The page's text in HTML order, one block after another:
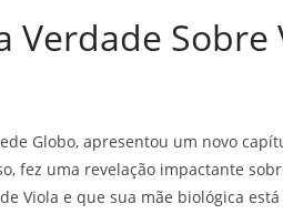
Verdade Sobre
Globo, apresentou um novo
fez uma revelação impactante
Viola e que sua mãe biológica